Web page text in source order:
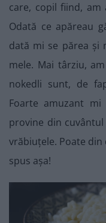
care, copil fiind, am
Odată ce apăreau
dată mi se părea și
mele. Mai târziu,
nokedli sunt, de
Foarte amuzant
provine din
vrăbiuțele. Poate din
spus așa!